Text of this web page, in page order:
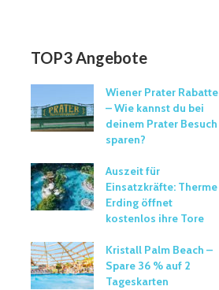
TOP3 Angebote
Wiener Prater Rabatte
– Wie kannst du bei
deinem Prater Besuch
sparen?
Auszeit für
Einsatzkräfte: Therme
Erding öffnet
kostenlos ihre Tore
Kristall Palm Beach –
Spare 36 % auf 2
Tageskarten